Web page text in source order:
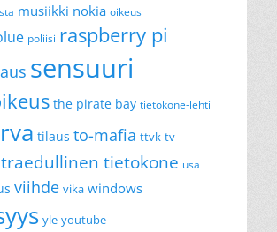
musiikki nokia oikeus
poliisi raspberry pi
sensuuri
the pirate bay tietokone-lehti
tilaus to-mafia ttvk tv
tietokone usa
viihde vika windows
yle youtube